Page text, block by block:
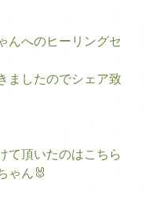
んへのヒーリングセ
ましたのでシェア致
て頂いたのはこちら
ゃん🐰